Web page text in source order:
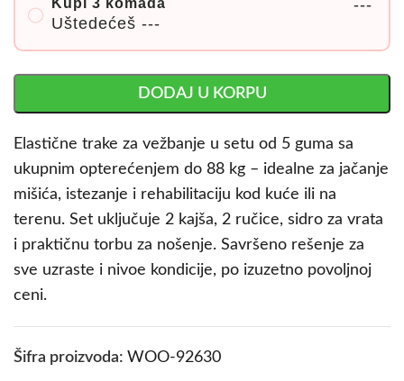
Kupi 3 komada
Uštedećeš ---
---
DODAJ U KORPU
Elastične trake za vežbanje u setu od 5 guma sa
ukupnim opterećenjem do 88 kg – idealne za jačanje
mišića, istezanje i rehabilitaciju kod kuće ili na
terenu. Set uključuje 2 kajša, 2 ručice, sidro za vrata
i praktičnu torbu za nošenje. Savršeno rešenje za
sve uzraste i nivoe kondicije, po izuzetno povoljnoj
ceni.
Šifra proizvoda: WOO-92630